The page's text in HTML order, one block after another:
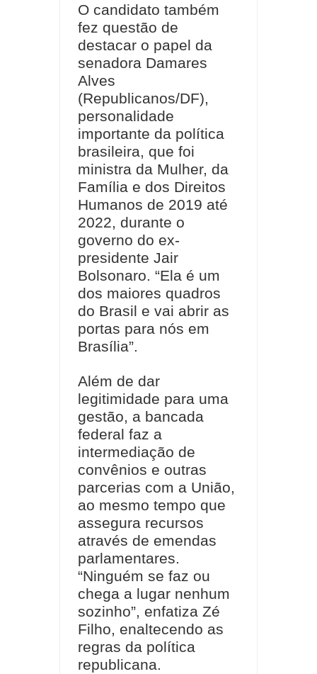
O candidato também
fez questão de
destacar o papel da
senadora Damares
Alves
(Republicanos/DF),
personalidade
importante da política
brasileira, que foi
ministra da Mulher, da
Família e dos Direitos
Humanos de 2019 até
2022, durante o
governo do ex-
presidente Jair
Bolsonaro. “Ela é um
dos maiores quadros
do Brasil e vai abrir as
portas para nós em
Brasília”.
Além de dar
legitimidade para uma
gestão, a bancada
federal faz a
intermediação de
convênios e outras
parcerias com a União,
ao mesmo tempo que
assegura recursos
através de emendas
parlamentares.
“Ninguém se faz ou
chega a lugar nenhum
sozinho”, enfatiza Zé
Filho, enaltecendo as
regras da política
republicana.